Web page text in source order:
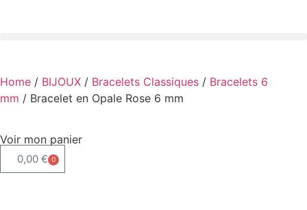
Home / BIJOUX / Bracelets Classiques / Bracelets 6
mm / Bracelet en Opale Rose 6 mm
Voir mon panier
0,00 € 0